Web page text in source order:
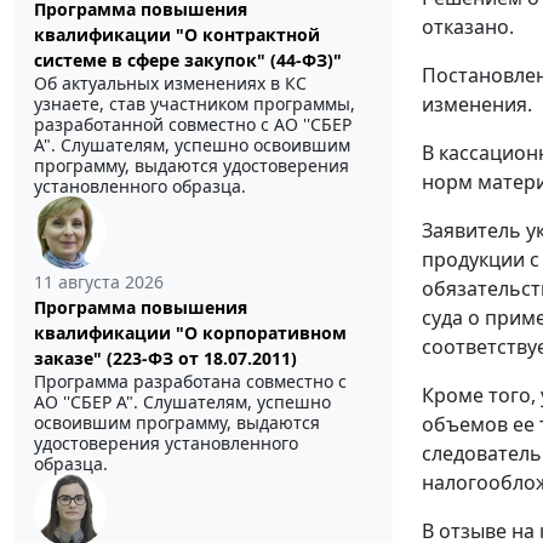
Программа повышения
квалификации "О контрактной
системе в сфере закупок" (44-ФЗ)"
Об актуальных изменениях в КС
узнаете, став участником программы,
разработанной совместно с АО ''СБЕР
А". Слушателям, успешно освоившим
программу, выдаются удостоверения
установленного образца.
11 августа 2026
Программа повышения
квалификации "О корпоративном
заказе" (223-ФЗ от 18.07.2011)
Программа разработана совместно с
АО ''СБЕР А". Слушателям, успешно
освоившим программу, выдаются
удостоверения установленного
образца.
отказано.
изменения.
В
норм
Заявитель
продукции
суда о
Кроме того,
объемов ее
В отзыве на